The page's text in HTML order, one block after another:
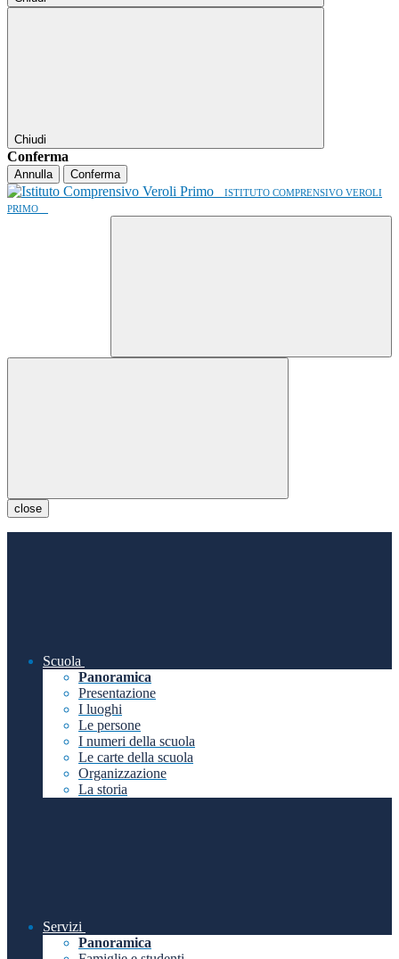
Chiudi
Conferma
Annulla Conferma
ISTITUTO COMPRENSIVO VEROLI
PRIMO
close
Scuola
Panoramica
Presentazione
I luoghi
Le persone
I numeri della scuola
Le carte della scuola
Organizzazione
La storia
Servizi
Panoramica